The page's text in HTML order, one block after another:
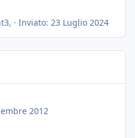
senza rimuovere il fondo.
tutto (il fondo dopo
estrema dopo un fondo
bruciata).
magari piano piano, in
la sabbia nuova (senza
evitando di togliere i
, · Inviato: 23 Luglio 2024
2012